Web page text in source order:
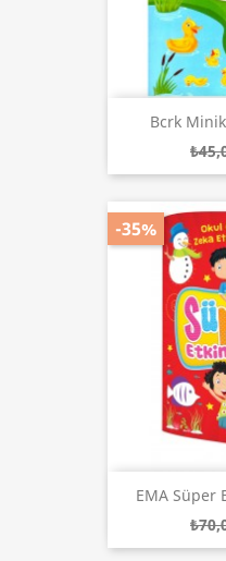
Bcrk
EMA Süper
-35%